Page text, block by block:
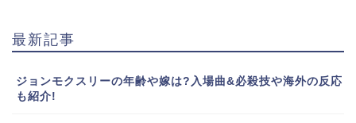
最新記事
ジョンモクスリーの年齢や嫁は?入場曲&必殺技や海外の反応
も紹介!